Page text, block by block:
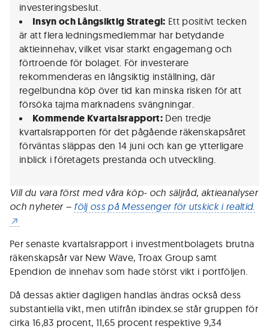
investeringsbeslut.
Insyn och Långsiktig Strategi: Ett positivt tecken
är att flera ledningsmedlemmar har betydande
aktieinnehav, vilket visar starkt engagemang och
förtroende för bolaget. För investerare
rekommenderas en långsiktig inställning, där
regelbundna köp över tid kan minska risken för att
försöka tajma marknadens svängningar.
Kommende Kvartalsrapport: Den tredje
kvartalsrapporten för det pågående räkenskapsåret
förväntas släppas den 14 juni och kan ge ytterligare
inblick i företagets prestanda och utveckling.
Vill du vara först med våra köp- och säljråd, aktieanalyser
och nyheter – följ oss på Messenger för utskick i realtid.
Per senaste kvartalsrapport i investmentbolagets brutna
räkenskapsår var New Wave, Troax Group samt
Ependion de innehav som hade störst vikt i portföljen.
Då dessas aktier dagligen handlas ändras också dess
substantiella vikt, men utifrån ibindex.se står gruppen för
cirka 16,83 procent, 11,65 procent respektive 9,34